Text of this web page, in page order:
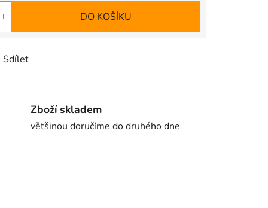
DO KOŠÍKU
Sdílet
Zboží skladem
většinou doručíme do druhého dne